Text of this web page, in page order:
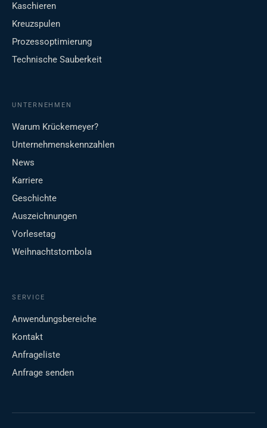
Kaschieren
Kreuzspulen
Prozessoptimierung
Technische Sauberkeit
UNTERNEHMEN
Warum Krückemeyer?
Unternehmenskennzahlen
News
Karriere
Geschichte
Auszeichnungen
Vorlesetag
Weihnachtstombola
SERVICE
Anwendungsbereiche
Kontakt
Anfrageliste
Anfrage senden